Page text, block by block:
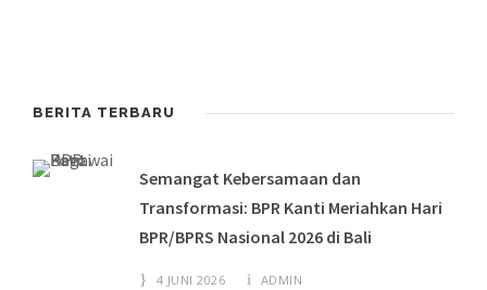
BERITA TERBARU
Semangat Kebersamaan dan
Transformasi: BPR Kanti Meriahkan Hari
BPR/BPRS Nasional 2026 di Bali
4 JUNI 2026 ADMIN